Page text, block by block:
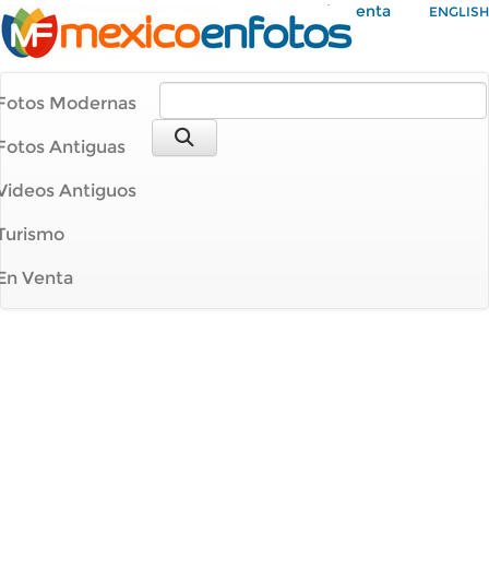
Mi Cuenta ENGLISH
Modernas
Antiguas
Antiguos
Venta